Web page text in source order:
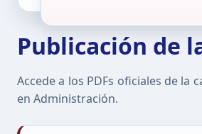
Publicación de
Accede a los PDFs oficiales de la
en Administración.